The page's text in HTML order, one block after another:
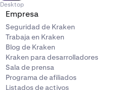
Desktop
Empresa
Seguridad de Kraken
Trabaja en Kraken
Blog de Kraken
Kraken para desarrolladores
Sala de prensa
Programa de afiliados
Listados de activos